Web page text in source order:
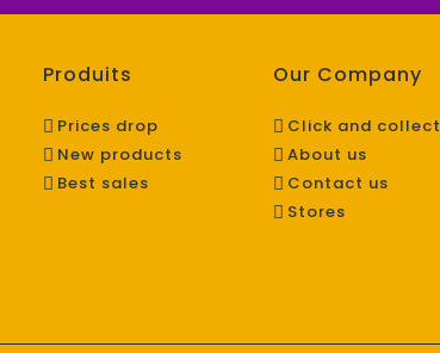
Produits
Prices drop
New products
Best sales
Our Company
Click and collect
About us
Contact us
Stores